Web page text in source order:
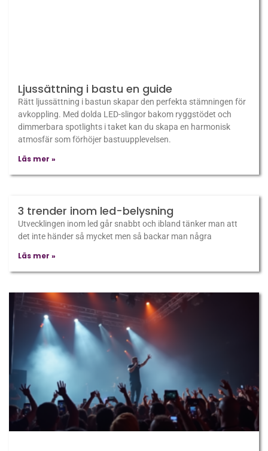
Ljussättning i bastu en guide
Rätt ljussättning i bastun skapar den⁢ perfekta stämningen för
avkoppling. Med dolda ⁢LED-slingor bakom ryggstödet och
dimmerbara spotlights i taket kan du skapa en​ harmonisk
atmosfär som förhöjer⁣ bastuupplevelsen.
Läs mer »
3 trender inom led-belysning
Utvecklingen inom led går snabbt och ibland tänker man att
det inte händer så mycket men så backar man några
Läs mer »